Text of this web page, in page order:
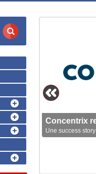
Concentrix
Une success